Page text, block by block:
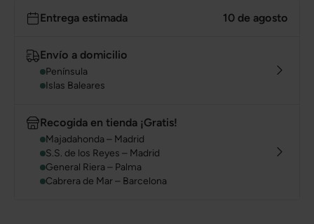
Entrega estimada 10 de agosto
Envío a domicilio
Península
Islas Baleares
Recogida en tienda ¡Gratis!
Majadahonda – Madrid
S.S. de los Reyes – Madrid
General Riera – Palma
Cabrera de Mar – Barcelona